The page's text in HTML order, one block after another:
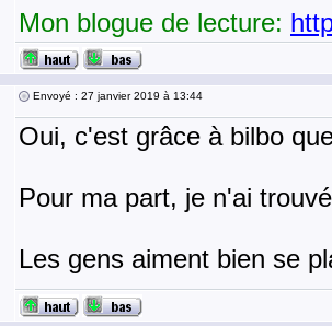
Mon blogue de lecture:
Envoyé : 27 janvier 2019 à 13:44
Oui, c'est grâce à bilbo
Pour ma part, je n'ai
Les gens aiment bien se